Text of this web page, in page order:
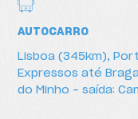
AUTOCARRO
Lisboa (345km),
Expressos até
do Minho – saída: